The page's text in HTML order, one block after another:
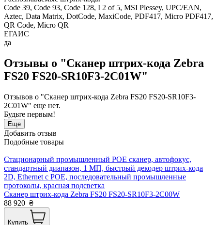
Code 39, Code 93, Code 128, I 2 of 5, MSI Plessey, UPC/EAN,
Aztec, Data Matrix, DotCode, MaxiCode, PDF417, Micro PDF417,
QR Code, Micro QR
ЕГАИС
да
Отзывы о "Сканер штрих-кода Zebra
FS20 FS20-SR10F3-2C01W"
Отзывов о "Сканер штрих-кода Zebra FS20 FS20-SR10F3-
2C01W" еще нет.
Будьте первым!
Еще
Добавить отзыв
Подобные товары
Стационарный промышленный POE сканер, автофокус,
стандартный диапазон, 1 МП, быстрый декодер штрих-кода
2D, Ethernet c POE, последовательный промышленные
протоколы, красная подсветка
Сканер штрих-кода Zebra FS20 FS20-SR10F3-2C00W
88 920 ₴
Купить